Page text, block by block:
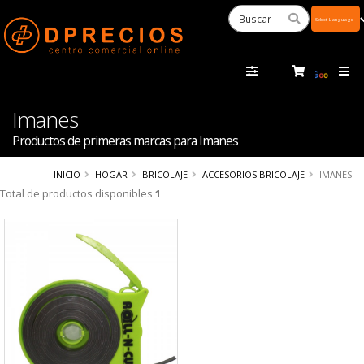
Imanes
Productos de primeras marcas para Imanes
INICIO HOGAR BRICOLAJE ACCESORIOS BRICOLAJE IMANES
Total de productos disponibles 1